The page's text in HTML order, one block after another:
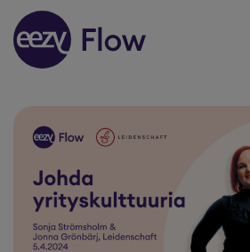
Skip to content